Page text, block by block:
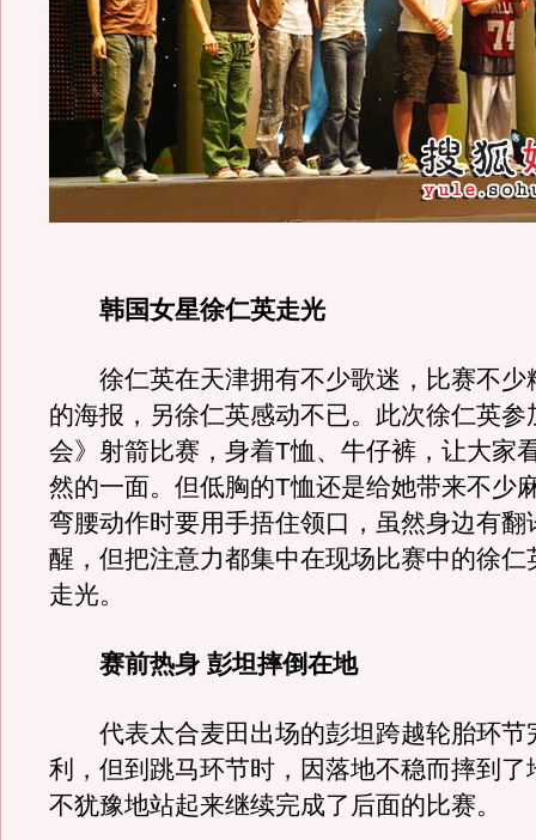
韩国女星徐仁英走光
徐仁英在天津拥有不少歌迷，比赛不少
的海报，另徐仁英感动不已。此次徐仁英参
会》射箭比赛，身着T恤、牛仔裤，让大家
然的一面。但低胸的T恤还是给她带来不少
弯腰动作时要用手捂住领口，虽然身边有翻
醒，但把注意力都集中在现场比赛中的徐仁
走光。
赛前热身 彭坦摔倒在地
代表太合麦田出场的彭坦跨越轮胎环节
利，但到跳马环节时，因落地不稳而摔到了
不犹豫地站起来继续完成了后面的比赛。